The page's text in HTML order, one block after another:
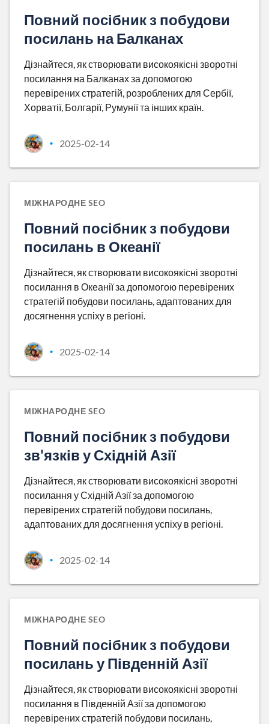
Повний посібник з побудови
посилань на Балканах
Дізнайтеся, як створювати високоякісні зворотні
посилання на Балканах за допомогою
перевірених стратегій, розроблених для Сербії,
Хорватії, Болгарії, Румунії та інших країн.
• 2025-02-14
МІЖНАРОДНЕ SEO
Повний посібник з побудови
посилань в Океанії
Дізнайтеся, як створювати високоякісні зворотні
посилання в Океанії за допомогою перевірених
стратегій побудови посилань, адаптованих для
досягнення успіху в регіоні.
• 2025-02-14
МІЖНАРОДНЕ SEO
Повний посібник з побудови
зв'язків у Східній Азії
Дізнайтеся, як створювати високоякісні зворотні
посилання у Східній Азії за допомогою
перевірених стратегій побудови посилань,
адаптованих для досягнення успіху в регіоні.
• 2025-02-14
МІЖНАРОДНЕ SEO
Повний посібник з побудови
посилань у Південній Азії
Дізнайтеся, як створювати високоякісні зворотні
посилання в Південній Азії за допомогою
перевірених стратегій побудови посилань,